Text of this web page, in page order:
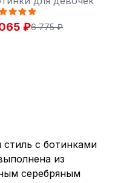
₽6 775 ₽
стиль с ботинками
из
серебряным